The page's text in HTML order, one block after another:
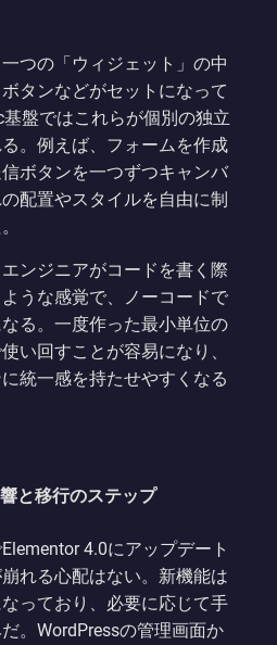
つの「ウィジェット」の中
タンなどがセットになって
盤ではこれらが個別の独立
。例えば、フォームを作成
ボタンを一つずつキャンバ
配置やスタイルを自由に制
ンジニアがコードを書く際
うな感覚で、ノーコードで
る。一度作った最小単位の
い回すことが容易になり、
統一感を持たせやすくなる
と移行のステップ
4.0にアップデート
れる心配はない。新機能は
っており、必要に応じて手
。WordPressの管理画面か